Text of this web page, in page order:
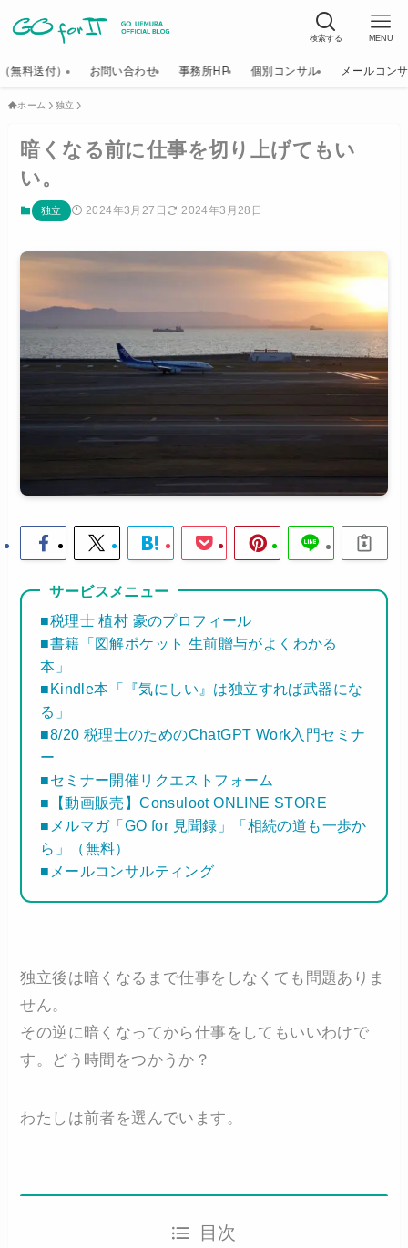
検索する MENU
無料送付） お問い合わせ 事務所HP 個別コンサル メールコン
ホーム 独立
暗くなる前に仕事を切り上げてもい
い。
独立 2024年3月27日 2024年3月28日
サービスメニュー
■税理士 植村 豪のプロフィール
■書籍「図解ポケット 生前贈与がよくわかる
本」
■Kindle本「『気にしい』は独立すれば武器にな
る」
■8/20 税理士のためのChatGPT Work入門セミナ
ー
■セミナー開催リクエストフォーム
■【動画販売】Consuloot ONLINE STORE
■メルマガ「GO for 見聞録」「相続の道も一歩か
ら」（無料）
■メールコンサルティング
独立後は暗くなるまで仕事をしなくても問題ありま
せん。
その逆に暗くなってから仕事をしてもいいわけで
す。どう時間をつかうか？
わたしは前者を選んでいます。
目次